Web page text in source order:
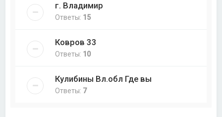
г. Владимир
Ответы: 15
Ковров 33
Ответы: 10
Кулибины Вл.обл Где вы
Ответы: 7